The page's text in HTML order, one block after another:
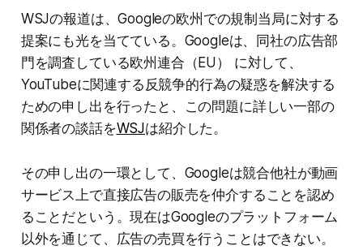
WSJの報道は、Googleの欧州での規制当局に対する
提案にも光を当てている。Googleは、同社の広告部
門を調査している欧州連合（EU） に対して、
YouTubeに関連する反競争的行為の疑惑を解決する
ための申し出を行ったと、この問題に詳しい一部の
関係者の談話をWSJは紹介した。
その申し出の一環として、Googleは競合他社が動画
サービス上で直接広告の販売を仲介することを認め
ることだという。現在はGoogleのプラットフォーム
以外を通じて、広告の売買を行うことはできない。